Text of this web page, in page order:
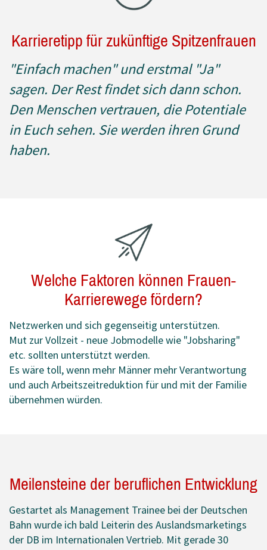
Karrieretipp für zukünftige Spitzenfrauen
"Einfach machen" und erstmal "Ja"
sagen. Der Rest findet sich dann schon.
Den Menschen vertrauen, die Potentiale
in Euch sehen. Sie werden ihren Grund
haben.
Welche Faktoren können Frauen-
Karrierewege fördern?
Netzwerken und sich gegenseitig unterstützen.
Mut zur Vollzeit - neue Jobmodelle wie "Jobsharing"
etc. sollten unterstützt werden.
Es wäre toll, wenn mehr Männer mehr Verantwortung
und auch Arbeitszeitreduktion für und mit der Familie
übernehmen würden.
Meilensteine der beruflichen Entwicklung
Gestartet als Management Trainee bei der Deutschen
Bahn wurde ich bald Leiterin des Auslandsmarketings
der DB im Internationalen Vertrieb. Mit gerade 30